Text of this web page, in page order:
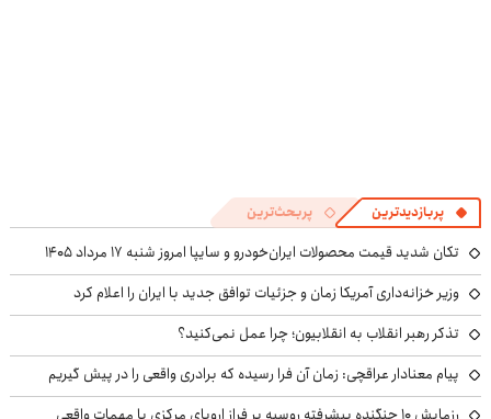
پربازدیدترین پربحث‌ترین
تکان شدید قیمت محصولات ایران‌خودرو و سایپا امروز شنبه ۱۷ مرداد ۱۴۰۵
وزیر خزانه‌داری آمریکا زمان و جزئیات توافق جدید با ایران را اعلام کرد
تذکر رهبر انقلاب به انقلابیون؛ چرا عمل نمی‌کنید؟
پیام معنادار عراقچی: زمان آن فرا رسیده که برادری واقعی را در پیش گیریم